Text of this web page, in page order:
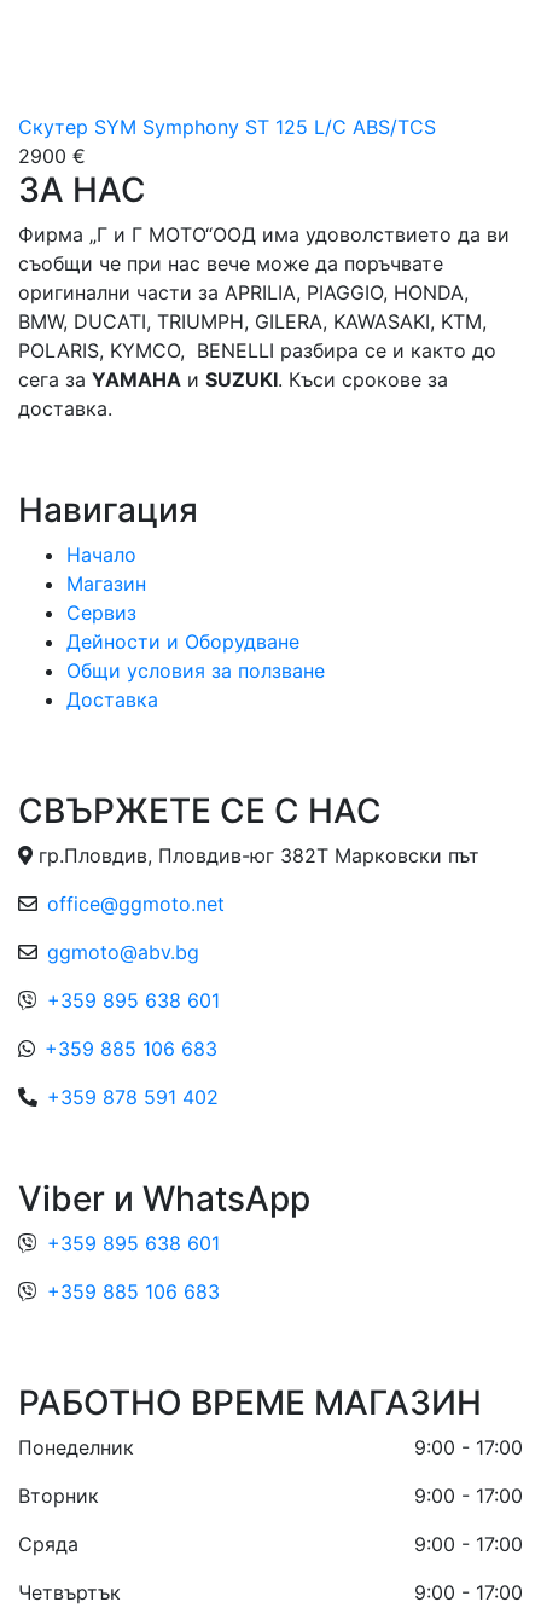
Скутер SYM Symphony ST 125 L/C ABS/TCS
2900 €
ЗА НАС
Фирма „Г и Г МОТО“ООД има удоволствието да ви
съобщи че при нас вече може да поръчвате
оригинални части за APRILIA, PIAGGIO, HONDA,
BMW, DUCATI, TRIUMPH, GILERA, KAWASAKI, KTM,
POLARIS, KYMCO, BENELLI разбира се и както до
сега за YAMAHA и SUZUKI. Къси срокове за
доставка.
Навигация
Начало
Магазин
Сервиз
Дейности и Оборудване
Общи условия за ползване
Доставка
СВЪРЖЕТЕ СЕ С НАС
гр.Пловдив, Пловдив-юг 382Т Марковски път
office@ggmoto.net
ggmoto@abv.bg
+359 895 638 601
+359 885 106 683
+359 878 591 402
Viber и WhatsApp
+359 895 638 601
+359 885 106 683
РАБОТНО ВРЕМЕ МАГАЗИН
Понеделник
9:00 - 17:00
Вторник
9:00 - 17:00
Сряда
9:00 - 17:00
Четвъртък
9:00 - 17:00